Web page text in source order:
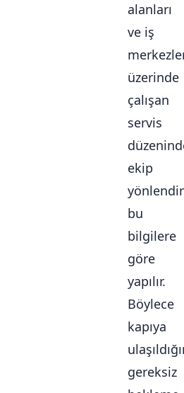
alanları
ve iş
üzerinde
çalışan
servis
ekip
bu
bilgilere
göre
yapılır.
Böylece
kapıya
gereksiz